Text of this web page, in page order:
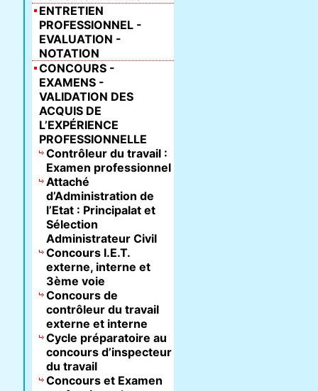
ENTRETIEN
PROFESSIONNEL -
EVALUATION -
NOTATION
CONCOURS -
EXAMENS -
VALIDATION DES
ACQUIS DE
L’EXPÉRIENCE
PROFESSIONNELLE
Contrôleur du travail :
Examen professionnel
Attaché
d’Administration de
l’Etat : Principalat et
Sélection
Administrateur Civil
Concours I.E.T.
externe, interne et
3ème voie
Concours de
contrôleur du travail
externe et interne
Cycle préparatoire au
concours d’inspecteur
du travail
Concours et Examen